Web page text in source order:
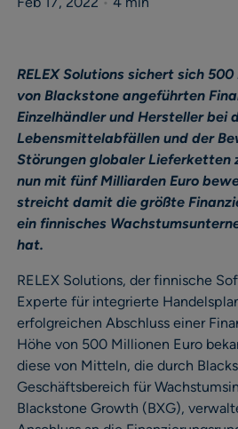
RELEX Solutions sichert sich
von Blackstone angeführten
Einzelhändler und Hersteller bei
Lebensmittelabfällen und der
Störungen globaler Lieferketten
nun mit fünf Milliarden Euro
streicht damit die größte
ein finnisches
hat.
RELEX Solutions, der finnische
Experte für integrierte
erfolgreichen Abschluss einer
Höhe von 500 Millionen Euro
diese von Mitteln, die durch
Geschäftsbereich für
Blackstone Growth (BXG),